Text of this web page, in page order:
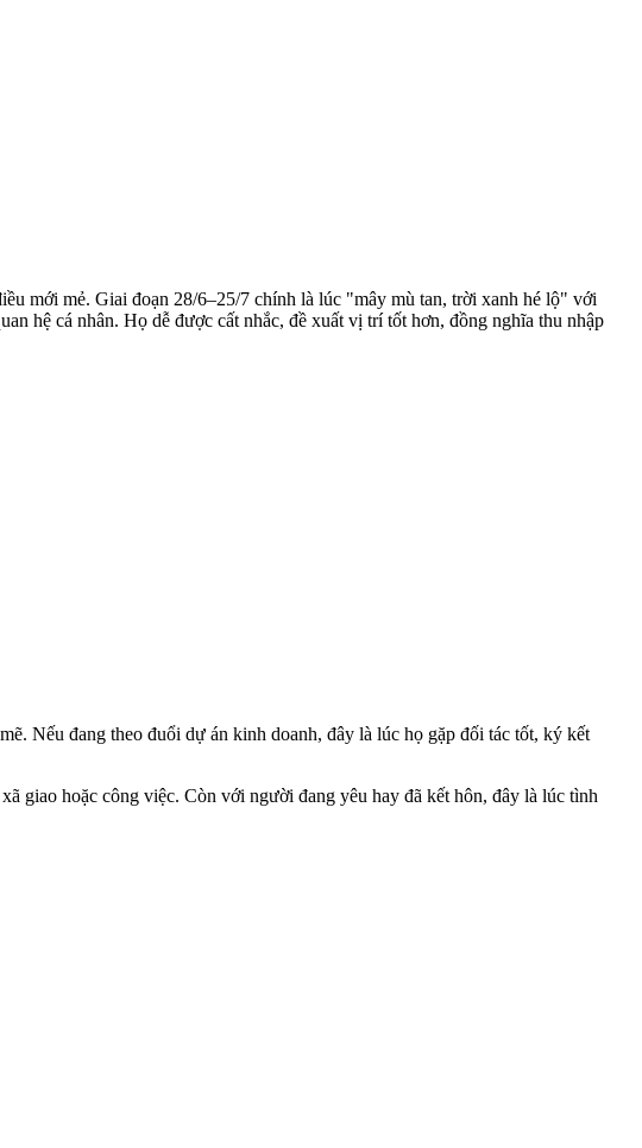
mới mẻ. Giai đoạn 28/6–25/7 chính là lúc "mây mù tan, trời xanh hé lộ" với
hệ cá nhân. Họ dễ được cất nhắc, đề xuất vị trí tốt hơn, đồng nghĩa thu nhập
Nếu đang theo đuổi dự án kinh doanh, đây là lúc họ gặp đối tác tốt, ký kết
giao hoặc công việc. Còn với người đang yêu hay đã kết hôn, đây là lúc tình